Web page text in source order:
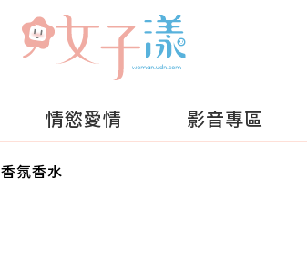
情慾愛情 影音專區
香氛香水